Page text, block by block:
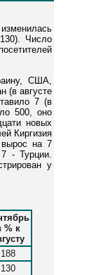
Число
США,
(в августе
7 (в
500, оно
новых
Киргизия
на 7
- Турции.
у
% к
188
130